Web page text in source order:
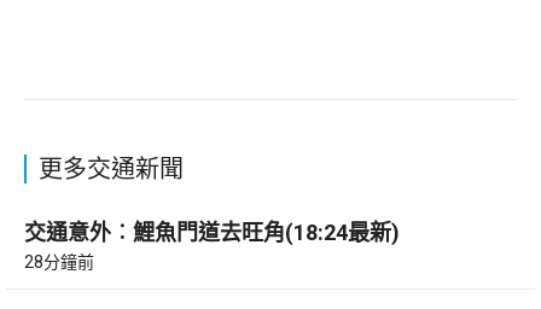
更多交通新聞
交通意外︰鯉魚門道去旺角(18:24最新)
28分鐘前